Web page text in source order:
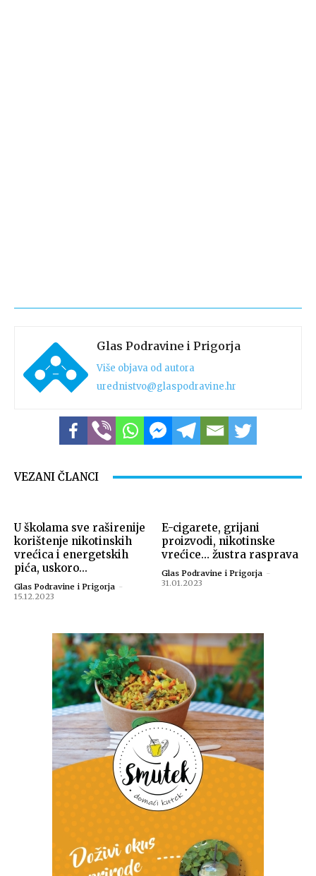
Glas Podravine i Prigorja
Više objava od autora
urednistvo@glaspodravine.hr
VEZANI ČLANCI
U školama sve raširenije
korištenje nikotinskih
vrećica i energetskih
pića, uskoro...
Glas Podravine i Prigorja -
15.12.2023
E-cigarete, grijani
proizvodi, nikotinske
vrećice… žustra rasprava
Glas Podravine i Prigorja -
31.01.2023